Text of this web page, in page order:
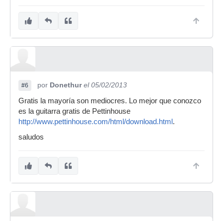
#6 por Donethur el 05/02/2013
Gratis la mayoría son mediocres. Lo mejor que conozco
es la guitarra gratis de Pettinhouse
http://www.pettinhouse.com/html/download.html .
saludos